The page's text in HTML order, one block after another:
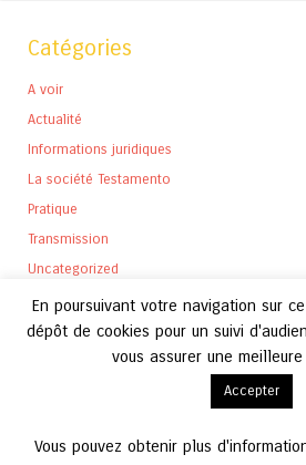
Catégories
A voir
Actualité
Informations juridiques
La société Testamento
Pratique
Transmission
Uncategorized
En poursuivant votre navigation sur
dépôt de cookies pour un suivi
vous assurer une
Accepter
Vous pouvez obtenir plus